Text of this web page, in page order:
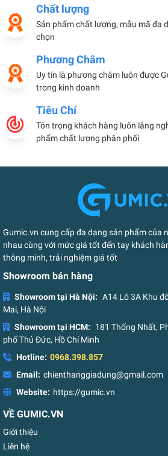
Chất lượng
Sản phẩm chất lượng, mẫu mã đa
chọn
Phương Châm
Uy tín là phương châm luôn được
trong kinh doanh
Tiêu Chí
Tôn trọng khách hàng luôn lắng
phẩm chất lượng phân phối
Gumic.vn cung cấp đa dạng sản phẩm của
nhau cùng với mức giá tốt đến tay khách
thông minh, trải nghiệm giá tốt
Showroom bán hàng
Showroom tại Hà Nội: A14 Lô 3A Khu
Mai, Hà Nội
Showroom tại HCM:
181 Thống Nhất,
phố Thủ Đức, Hồ Chí Minh
Hotline: 0968.398.857
Email: chienthanggiadung@gmail.com
Website: https://gumic.vn
VỀ GUMIC.VN
Giới thiệu
Liên hệ